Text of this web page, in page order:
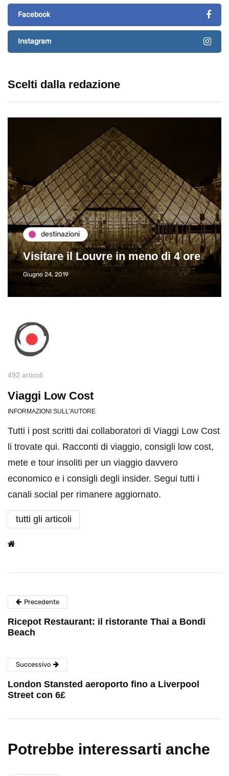
Facebook
Instagram
Scelti dalla redazione
destinazioni
Visitare il Louvre in meno di 4 ore
Giugno 24, 2019
492 articoli
Viaggi Low Cost
INFORMAZIONI SULL'AUTORE
Tutti i post scritti dai collaboratori di Viaggi Low Cost
li trovate qui. Racconti di viaggio, consigli low cost,
mete e tour insoliti per un viaggio davvero
economico e i consigli degli insider. Segui tutti i
canali social per rimanere aggiornato.
tutti gli articoli
Precedente
Ricepot Restaurant: il ristorante Thai a Bondi
Beach
Successivo
London Stansted aeroporto fino a Liverpool
Street con 6£
Potrebbe interessarti anche